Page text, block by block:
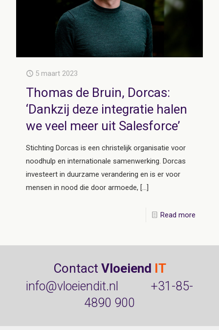
5 maart 2023
Thomas de Bruin, Dorcas:
‘Dankzij deze integratie halen
we veel meer uit Salesforce’
Stichting Dorcas is een christelijk organisatie voor
noodhulp en internationale samenwerking. Dorcas
investeert in duurzame verandering en is er voor
mensen in nood die door armoede, […]
Read more
Contact Vloeiend IT
info@vloeiendit.nl
+31-85-
4890 900